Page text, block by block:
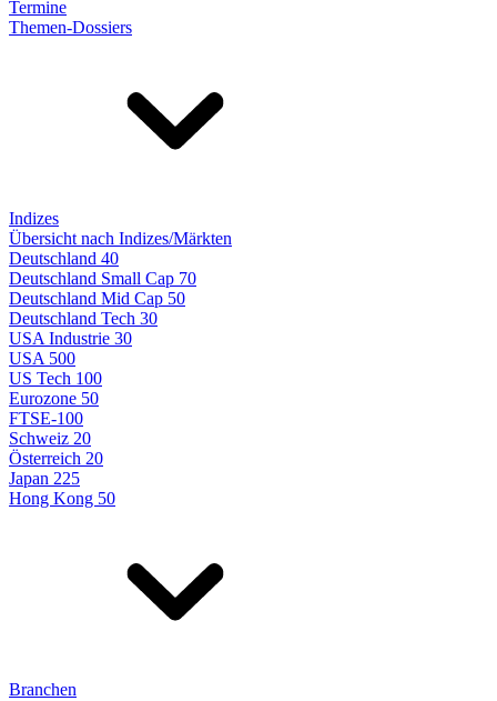
Termine
Themen-Dossiers
Indizes
Übersicht nach Indizes/Märkten
Deutschland 40
Deutschland Small Cap 70
Deutschland Mid Cap 50
Deutschland Tech 30
USA Industrie 30
USA 500
US Tech 100
Eurozone 50
FTSE-100
Schweiz 20
Österreich 20
Japan 225
Hong Kong 50
Branchen